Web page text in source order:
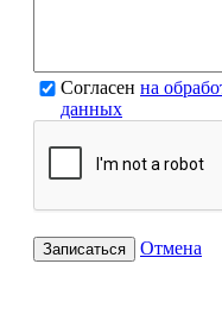
Согласен на
данных
Записаться Отмена